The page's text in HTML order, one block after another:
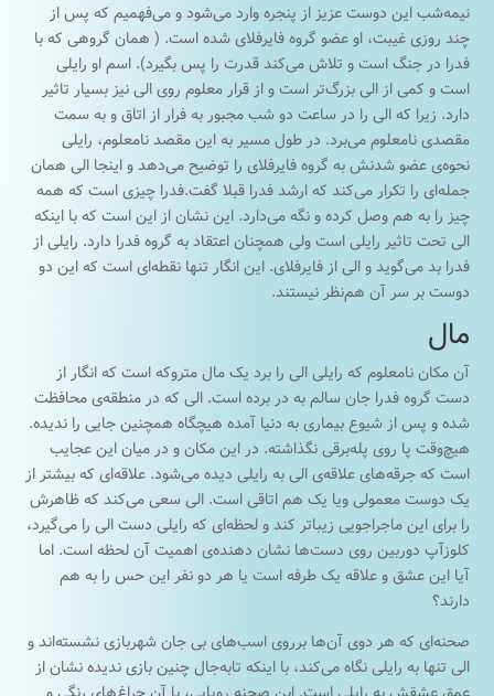
نیمه‌شب این دوست عزیز از پنجره وارد می‌شود و می‌فهمیم که پس از
چند روزی غیبت، او عضو گروه فایرفلای شده است. ( همان گروهی که با
فدرا در جنگ است و تلاش می‌کند قدرت را پس بگیرد). اسم او رایلی
است و کمی از الی بزرگ‌تر است و از قرار معلوم روی الی نیز بسیار تاثیر
دارد. زیرا که الی را در ساعت دو شب مجبور به فرار از اتاق و به سمت
مقصدی نامعلوم می‌برد. در طول مسیر به این مقصد نامعلوم، رایلی
نحوه‌ی عضو شدنش به گروه فایرفلای را توضیح می‌دهد و اینجا الی همان
جمله‌ای را تکرار می‌کند که ارشد فدرا قبلا گفت.فدرا چیزی است که همه
چیز را به هم وصل کرده و نگه می‌دارد. این نشان از این است که با اینکه
الی تحت تاثیر رایلی است ولی همچنان اعتقاد به گروه فدرا دارد. رایلی از
فدرا بد می‌گوید و الی از فایرفلای. این انگار تنها نقطه‌ای است که این دو
دوست بر سر آن هم‌نظر نیستند.
مال
آن مکان نامعلوم که رایلی الی را برد یک مال متروکه است که انگار از
دست گروه فدرا جان سالم به در برده است. الی که در منطقه‌ی محافظت
شده و پس از شیوع بیماری به دنیا آمده هیچگاه همچنین جایی را ندیده.
هیچ‌وقت پا روی پله‌برقی نگذاشته. در این مکان و در میان این عجایب
است که جرقه‌های علاقه‌ی الی به رایلی دیده می‌شود. علاقه‌ای که بیشتر از
یک دوست معمولی ویا یک هم اتاقی است. الی سعی می‌کند که ظاهرش
را برای این ماجراجویی زیباتر کند و لحظه‌ای که رایلی دست الی را می‌گیرد،
کلوزآپ دوربین روی دست‌ها نشان دهنده‌ی اهمیت آن لحظه است. اما
آیا این عشق و علاقه یک طرفه است یا هر دو نفر این حس را به هم
دارند؟
صحنه‌ای که هر دوی آن‌ها برروی اسب‌های بی جان شهربازی نشسته‌اند و
الی تنها به رایلی نگاه می‌کند، با اینکه تا‌به‌جال چنین بازی ندیده نشان از